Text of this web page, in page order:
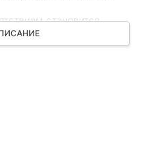
становится
опытный и упрямый
чутьём. За плечами у
с Ки Тэ
шаг может стать
в карьере.